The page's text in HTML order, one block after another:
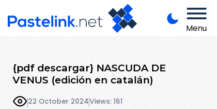
Menu
{pdf descargar} NASCUDA DE
VENUS (edición en catalán)
22 October 2024Views: 161